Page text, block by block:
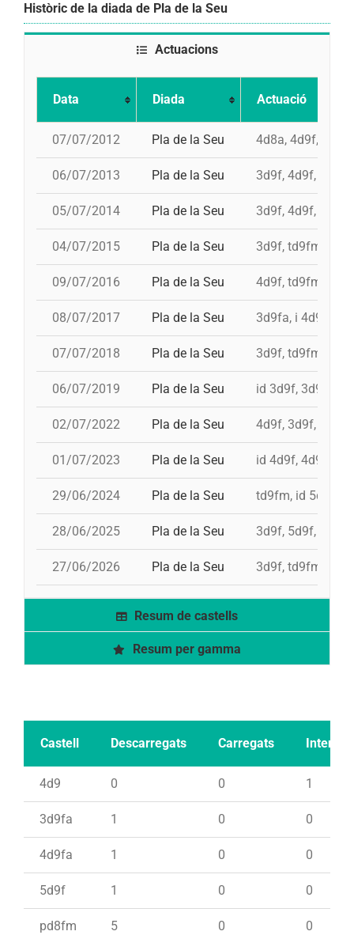
Històric de la diada de Pla de la Seu
Actuacions
Data Diada Actuació
07/07/2012 Pla de la Seu 4d8a, 4d9f, 3d9f,
06/07/2013 Pla de la Seu 3d9f, 4d9f, 4d8a,
05/07/2014 Pla de la Seu 3d9f, 4d9f, 4d8a,
04/07/2015 Pla de la Seu 3d9f, td9fm,
09/07/2016 Pla de la Seu 4d9f, td9fm,
08/07/2017 Pla de la Seu 3d9fa, i 4d9,
07/07/2018 Pla de la Seu 3d9f, td9fm,
06/07/2019 Pla de la Seu id 3d9f, 3d9f, id
02/07/2022 Pla de la Seu 4d9f, 3d9f,
01/07/2023 Pla de la Seu id 4d9f, 4d9f,
29/06/2024 Pla de la Seu td9fm, id 5d9f,
28/06/2025 Pla de la Seu 3d9f, 5d9f, 4d9f,
27/06/2026 Pla de la Seu 3d9f, td9fm,
Resum de castells
Resum per gamma
Castell Descarregats Carregats Intents
4d9 0 0 1
3d9fa 1 0 0
4d9fa 1 0 0
5d9f 1 0 0
pd8fm 5 0 0